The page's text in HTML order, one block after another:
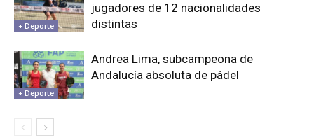
+ Deporte
jugadores de 12 nacionalidades
distintas
+ Deporte
Andrea Lima, subcampeona de
Andalucía absoluta de pádel